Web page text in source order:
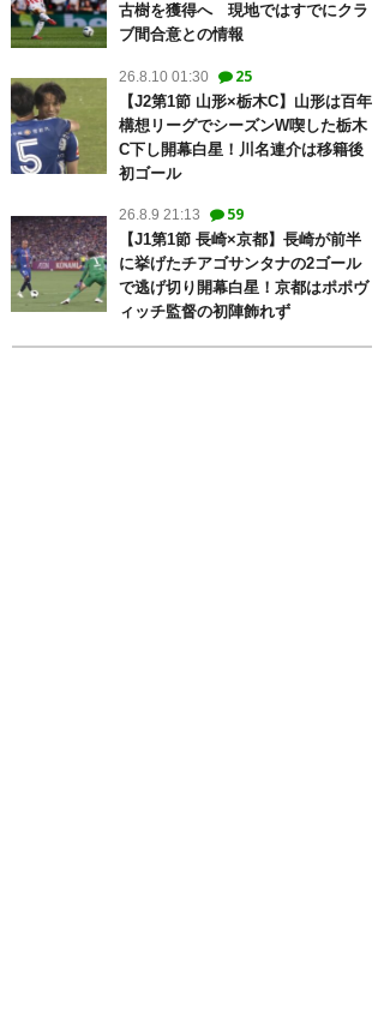
古樹を獲得へ 現地ではすでにクラ
ブ間合意との情報
26.8.10 01:30 25
【J2第1節 山形×栃木C】山形は百年
構想リーグでシーズンW喫した栃木
C下し開幕白星！川名連介は移籍後
初ゴール
26.8.9 21:13 59
【J1第1節 長崎×京都】長崎が前半
に挙げたチアゴサンタナの2ゴール
で逃げ切り開幕白星！京都はポポヴ
ィッチ監督の初陣飾れず